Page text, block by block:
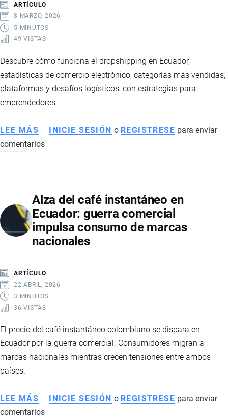
ESTABILIDAD
Y
FORTALECIMIENTO
ARTÍCULO
8 MARZO, 2026
5 MINUTOS
49 VISTAS
Descubre cómo funciona el dropshipping en Ecuador,
estadísticas de comercio electrónico, categorías más vendidas,
plataformas y desafíos logísticos, con estrategias para
emprendedores.
LEE MÁS SOBRE
DROPSHIPPING
COMPLETA
PARA
EMPRENDEDORES
EN
INICIE SESIÓN o REGISTRESE para enviar
comentarios
Alza del café instantáneo en
Ecuador: guerra comercial
impulsa consumo de marcas
nacionales
ARTÍCULO
22 ABRIL, 2026
3 MINUTOS
36 VISTAS
El precio del café instantáneo colombiano se dispara en
Ecuador por la guerra comercial. Consumidores migran a
marcas nacionales mientras crecen tensiones entre ambos
países.
LEE MÁS SOBRE
ALZA
INICIE SESIÓN o REGISTRESE para enviar
comentarios